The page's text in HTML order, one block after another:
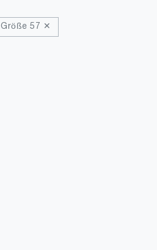
Größe 57 ✕